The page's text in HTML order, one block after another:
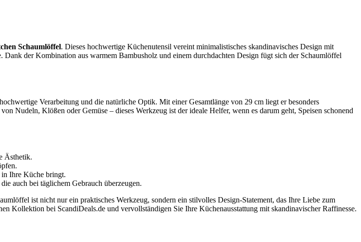
Schaumlöffel. Dieses hochwertige Küchenutensil vereint minimalistisches skandinavisches Design mit
der Kombination aus warmem Bambusholz und einem durchdachten Design fügt sich der Schaumlöffel
Verarbeitung und die natürliche Optik. Mit einer Gesamtlänge von 29 cm liegt er besonders
Nudeln, Klößen oder Gemüse – dieses Werkzeug ist der ideale Helfer, wenn es darum geht, Speisen schonend
Ästhetik.
Ihre Küche bringt.
auch bei täglichem Gebrauch überzeugen.
ist nicht nur ein praktisches Werkzeug, sondern ein stilvolles Design-Statement, das Ihre Liebe zum
Kollektion bei ScandiDeals.de und vervollständigen Sie Ihre Küchenausstattung mit skandinavischer Raffinesse.